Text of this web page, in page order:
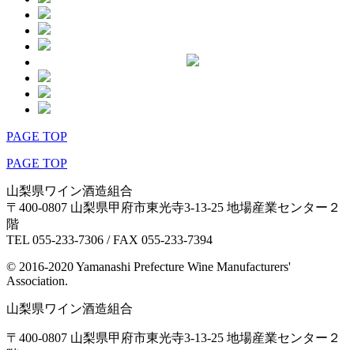
PAGE TOP
PAGE TOP
山梨県ワイン酒造組合
〒400-0807 山梨県甲府市東光寺3-13-25 地場産業センター２
階
TEL 055-233-7306 / FAX 055-233-7394
© 2016-2020 Yamanashi Prefecture Wine Manufacturers'
Association.
山梨県ワイン酒造組合
〒400-0807 山梨県甲府市東光寺3-13-25 地場産業センター２